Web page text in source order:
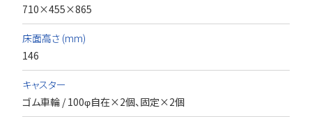
710×455×865
床面高さ (mm)
146
キャスター
ゴム車輪 / 100φ自在×2個、固定×2個